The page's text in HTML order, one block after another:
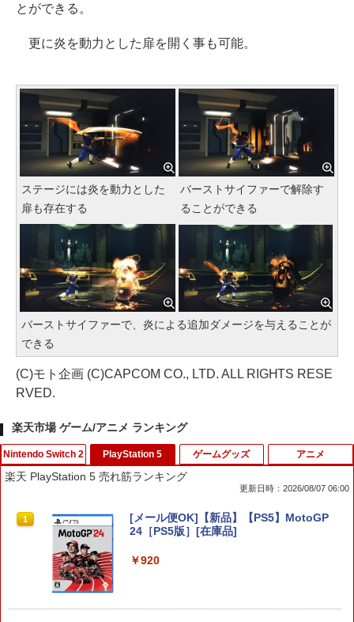
とができる。
更に炎を動力とした扉を開く事も可能。
ステージには炎を動力とした
扉も存在する
バーストサイファーで解除す
ることができる
バーストサイファーで、炎による追加ダメージを与えることが
できる
(C)モト企画 (C)CAPCOM CO., LTD. ALL RIGHTS RESE
RVED.
楽天市場 ゲーム/アニメ ランキング
Nintendo Switch 2
1 スプラトゥーン レイダース
PlayStation 5
楽天 PlayStation 5 売れ筋ランキング
更新日時：2026/08/07 06:00
1
[メール便OK]【新品】【PS5】MotoGP
24［PS5版］[在庫品]
￥920
ゲームグッズ アニメ